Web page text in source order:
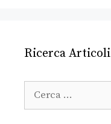
Ricerca Articoli